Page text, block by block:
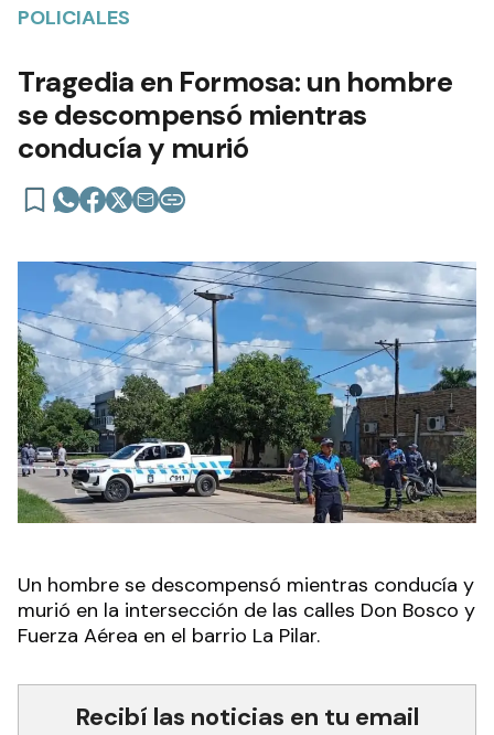
POLICIALES
Tragedia en Formosa: un hombre
se descompensó mientras
conducía y murió
Un hombre se descompensó mientras conducía y
murió en la intersección de las calles Don Bosco y
Fuerza Aérea en el barrio La Pilar.
Recibí las noticias en tu email